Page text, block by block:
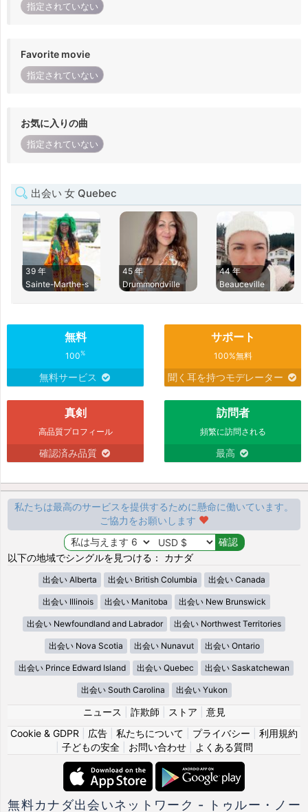
指定されていない
Favorite movie
指定されていない
お気に入りの曲
指定されていない
出会い 女 Quebec
39 年
Sainte-Marthe-s
45 年
Drummondville
44 年
Beauceville
無料
100%
無料サービス
サポート
100%無料
聞く耳を持つモデレーター
真剣
高品質プロフィール
確認済み品質
訪問者
頻繁に訪問される
最高
私たちは最高のサービスを提供するために懸命に働いています。
ご協力をお願いします
以下の地域でシングルを見つける： カナダ
出会い Alberta 出会い British Columbia 出会い Canada
出会い Illinois 出会い Manitoba 出会い New Brunswick
出会い Newfoundland and Labrador 出会い Northwest Territories
出会い Nova Scotia 出会い Nunavut 出会い Ontario
出会い Prince Edward Island 出会い Quebec 出会い Saskatchewan
出会い South Carolina 出会い Yukon
ニュース 詐欺師 ストア
意見
Cookie & GDPR
広告 私たちについて プライバシー
利用規約
子どもの安全| お問い合わせ| よくある質問
無料カナダ出会いネットワーク - トゥルー・ノー